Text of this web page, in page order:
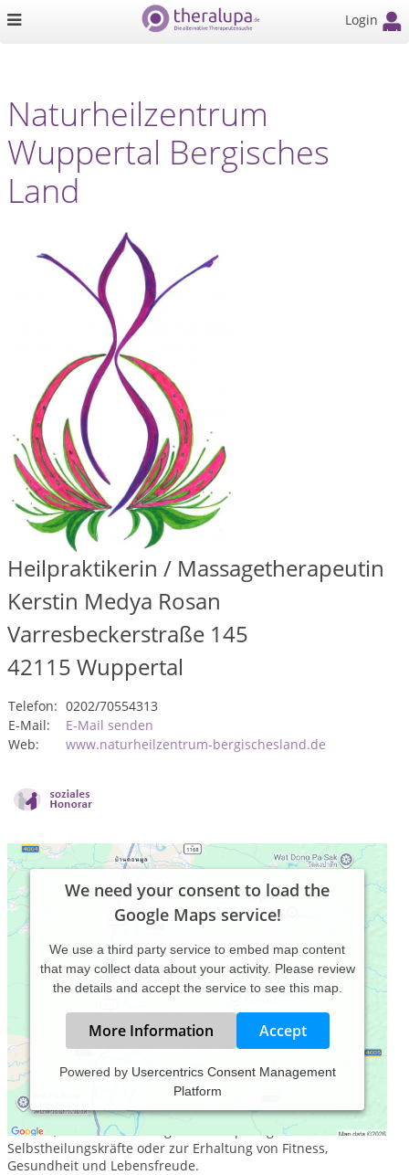
Login
Naturheilzentrum
Wuppertal Bergisches
Land
Heilpraktikerin / Massagetherapeutin
Kerstin Medya Rosan
Varresbeckerstraße 145
42115 Wuppertal
Telefon: 0202/70554313
E-Mail:
E-Mail senden
Web:
www.naturheilzentrum-bergischesland.de
We need your consent to load the
Google Maps service!
We use a third party service to embed map content
that may collect data about your activity. Please review
the details and accept the service to see this map.
More Information Accept
Powered by Usercentrics Consent Management
Platform
Das Naturheilzentrum Bergisches Land
breites Angebot aus der klassischen Naturheilkunde – zum
sanften, natürlichen Anregen der körpereigenen
Selbstheilungskräfte oder zur Erhaltung von Fitness,
Gesundheit und Lebensfreude.